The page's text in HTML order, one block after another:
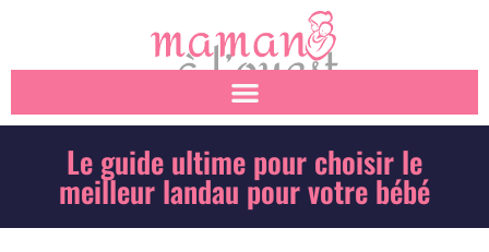
Le guide ultime pour choisir le
meilleur landau pour votre bébé